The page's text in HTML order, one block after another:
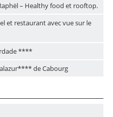
– Healthy food et rooftop.
et restaurant avec vue sur le
****
de Cabourg